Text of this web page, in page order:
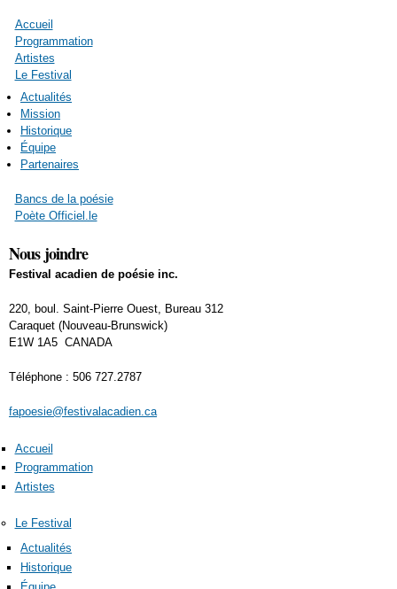
Accueil
Programmation
Artistes
Le Festival
Actualités
Mission
Historique
Équipe
Partenaires
Bancs de la poésie
Poète Officiel.le
Nous joindre
Festival acadien de poésie inc.
220, boul. Saint-Pierre Ouest, Bureau 312
Caraquet (Nouveau-Brunswick)
E1W 1A5 CANADA
Téléphone : 506 727.2787
fapoesie@festivalacadien.ca
Accueil
Programmation
Artistes
Le Festival
Actualités
Historique